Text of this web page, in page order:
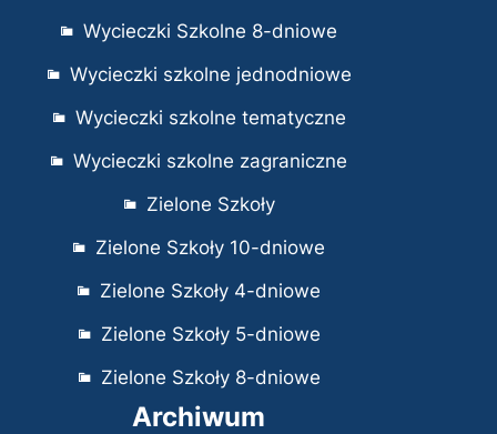
Wycieczki Szkolne 8-dniowe
Wycieczki szkolne jednodniowe
Wycieczki szkolne tematyczne
Wycieczki szkolne zagraniczne
Zielone Szkoły
Zielone Szkoły 10-dniowe
Zielone Szkoły 4-dniowe
Zielone Szkoły 5-dniowe
Zielone Szkoły 8-dniowe
Archiwum